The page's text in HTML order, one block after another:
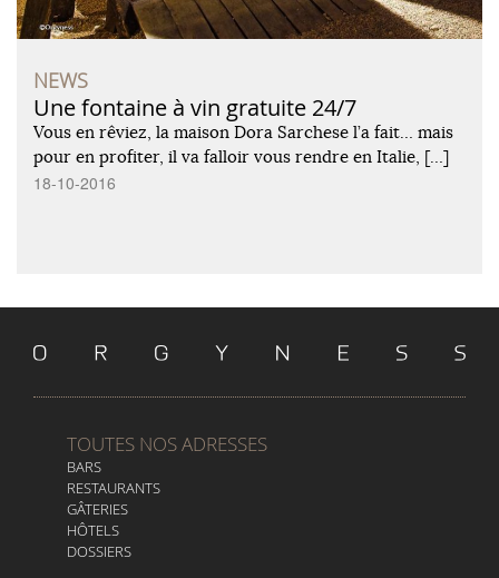
NEWS
Une fontaine à vin gratuite 24/7
Vous en rêviez, la maison Dora Sarchese l’a fait… mais
pour en profiter, il va falloir vous rendre en Italie, […]
18-10-2016
TOUTES NOS ADRESSES
BARS
RESTAURANTS
GÂTERIES
HÔTELS
DOSSIERS